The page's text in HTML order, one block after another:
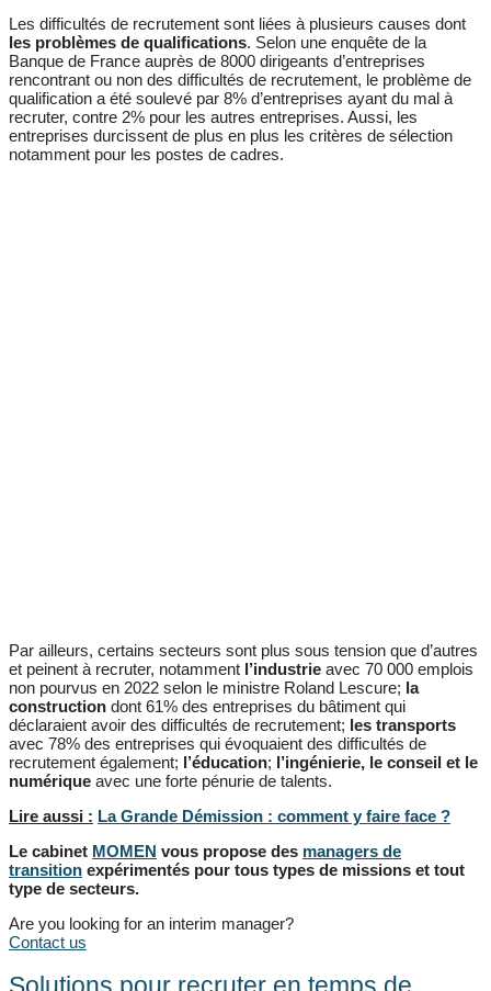
Les difficultés de recrutement sont liées à plusieurs causes dont
les problèmes de qualifications. Selon une enquête de la
Banque de France auprès de 8000 dirigeants d’entreprises
rencontrant ou non des difficultés de recrutement, le problème de
qualification a été soulevé par 8% d’entreprises ayant du mal à
recruter, contre 2% pour les autres entreprises. Aussi, les
entreprises durcissent de plus en plus les critères de sélection
notamment pour les postes de cadres.
Par ailleurs, certains secteurs sont plus sous tension que d’autres
et peinent à recruter, notamment l’industrie avec 70 000 emplois
non pourvus en 2022 selon le ministre Roland Lescure; la
construction dont 61% des entreprises du bâtiment qui
déclaraient avoir des difficultés de recrutement; les transports
avec 78% des entreprises qui évoquaient des difficultés de
recrutement également; l’éducation; l’ingénierie, le conseil et le
numérique avec une forte pénurie de talents.
Lire aussi : La Grande Démission : comment y faire face ?
Le cabinet MOMEN vous propose des managers de
transition expérimentés pour tous types de missions et tout
type de secteurs.
Are you looking for an interim manager?
Contact us